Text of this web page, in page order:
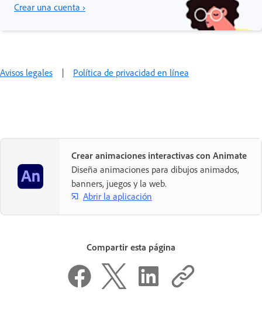
Crear una cuenta ›
Avisos legales | Política de privacidad en línea
Crear animaciones interactivas con Animate
Diseña animaciones para dibujos animados,
banners, juegos y la web.
Abrir la aplicación
Compartir esta página